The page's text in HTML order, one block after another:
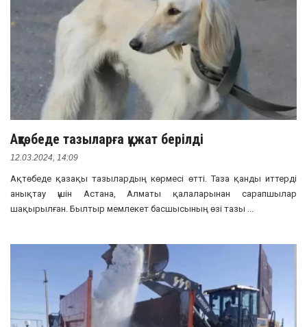
Ақтөбеде тазыларға құжат берілді
12.03.2024, 14:09
Ақтөбеде қазақы тазылардың көрмесі өтті. Таза қанды иттерді
анықтау үшін Астана, Алматы қалаларынан сарапшылар
шақырылған. Былтыр мемлекет басшысының өзі тазы ...